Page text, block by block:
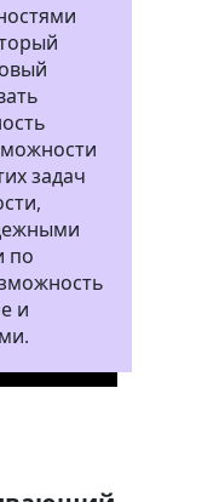
задач
по
и